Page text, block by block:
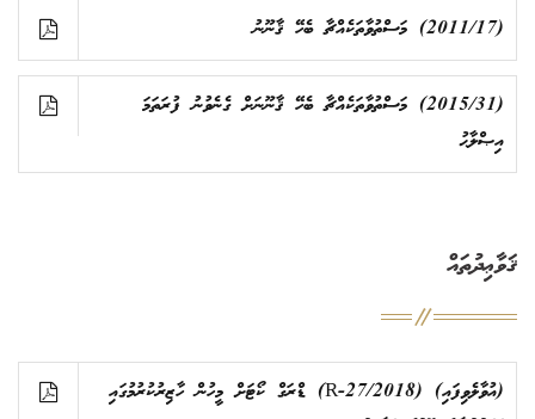
(2011/17) މަސްތުވާތަކެއްޗާ ބެހޭ ޤާނޫނު
(2015/31) މަސްތުވާތަކެއްޗާ ބެހޭ ޤާނޫނަށް ގެނެވުނު ފުރަތަމަ
އިޞްލާޙު
ޤަވާޢިދުތައް
(އުވާލެވިފައި) (2018/R-27) ޑްރަގް ކޯޓަށް މީހުން ހާޒިރުކުރުމުގައި